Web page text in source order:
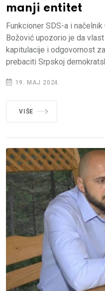
manji entitet
Funkcioner SDS-a i
Božović upozorio je da
kapitulacije i odgovornost
prebaciti Srpskoj
19. MAJ 2024.
VIŠE